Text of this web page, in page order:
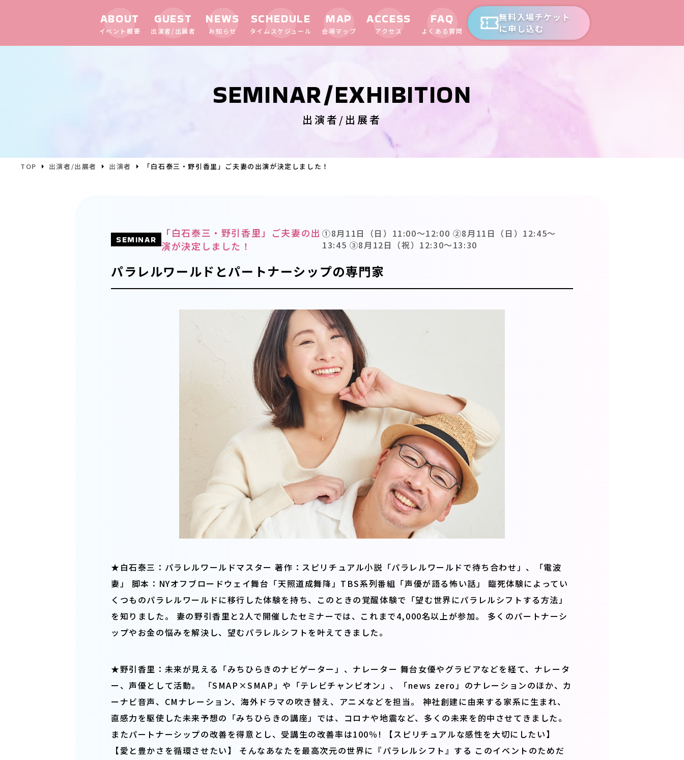
ABOUT
イベント概要
GUEST
出演者/出展者
NEWS
お知らせ
SCHEDULE
タイムスケジュール
MAP
会場マップ
ACCESS
アクセス
FAQ
よくある質問
無料入場チケット
に申し込む
SEMINAR/EXHIBITION
出演者/出展者
TOP 出演者/出展者 出演者 「白石泰三・野引香里」ご夫妻の出演が決定しました！
SEMINAR
「白石泰三・野引香里」ご夫妻の出
演が決定しました！
①8月11日（日）11:00〜12:00 ②8月11日（日）12:45〜
13:45 ③8月12日（祝）12:30〜13:30
パラレルワールドとパートナーシップの専門家
★白石泰三：パラレルワールドマスター 著作：スピリチュアル小説「パラレルワールドで待ち合わせ」、「電波
妻」 脚本：NYオフブロードウェイ舞台「天照道成舞降」TBS系列番組「声優が語る怖い話」 臨死体験によってい
くつものパラレルワールドに移行した体験を持ち、このときの覚醒体験で「望む世界にパラレルシフトする方法」
を知りました。 妻の野引香里と2人で開催したセミナーでは、これまで4,000名以上が参加。 多くのパートナーシ
ップやお金の悩みを解決し、望むパラレルシフトを叶えてきました。
★野引香里：未来が見える「みちひらきのナビゲーター」、ナレーター 舞台女優やグラビアなどを経て、ナレータ
ー、声優として活動。 「SMAP×SMAP」や「テレビチャンピオン」、「news zero」のナレーションのほか、カ
ーナビ音声、CMナレーション、海外ドラマの吹き替え、アニメなどを担当。 神社創建に由来する家系に生まれ、
直感力を駆使した未来予想の「みちひらきの講座」では、コロナや地震など、多くの未来を的中させてきました。
またパートナーシップの改善を得意とし、受講生の改善率は100％! 【スピリチュアルな感性を大切にしたい】
【愛と豊かさを循環させたい】 そんなあなたを最高次元の世界に『パラレルシフト』する このイベントのためだ